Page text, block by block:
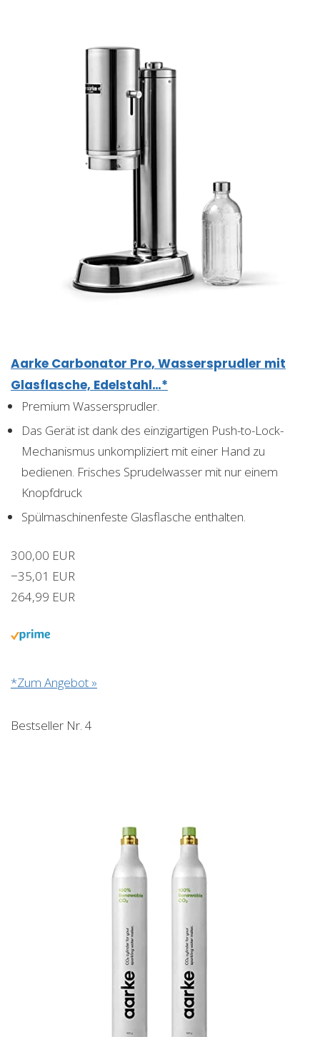
Aarke Carbonator Pro, Wassersprudler mit
Glasflasche, Edelstahl…*
Premium Wassersprudler.
Das Gerät ist dank des einzigartigen Push-to-Lock-
Mechanismus unkompliziert mit einer Hand zu
bedienen. Frisches Sprudelwasser mit nur einem
Knopfdruck
Spülmaschinenfeste Glasflasche enthalten.
300,00 EUR
−35,01 EUR
264,99 EUR
*Zum Angebot »
Bestseller Nr. 4